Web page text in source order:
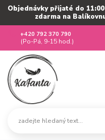
Objednávky přijaté do
zdarma na
+420 792 370 790
(Po-Pá, 9-15 hod.)